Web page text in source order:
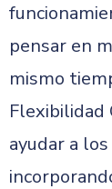
pensar en
mismo
Flexibilidad
ayudar a